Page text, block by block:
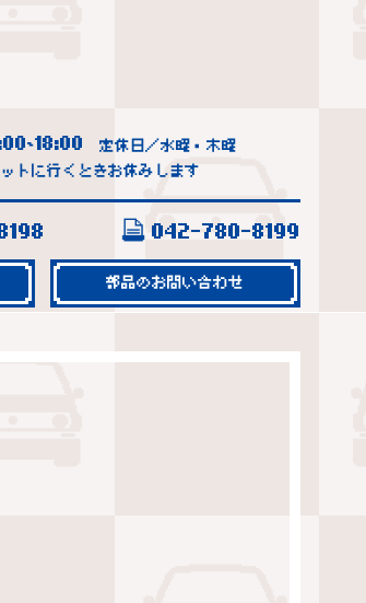
~18:00
定休日／水曜・木曜
トに行くときお休みします
042-780-8199
部品のお問い合わせ